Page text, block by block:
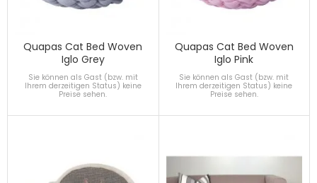
Quapas Cat Bed Woven
Iglo Grey
Sie können als Gast (bzw. mit
Ihrem derzeitigen Status) keine
Preise sehen.
Quapas Cat Bed Woven
Iglo Pink
Sie können als Gast (bzw. mit
Ihrem derzeitigen Status) keine
Preise sehen.